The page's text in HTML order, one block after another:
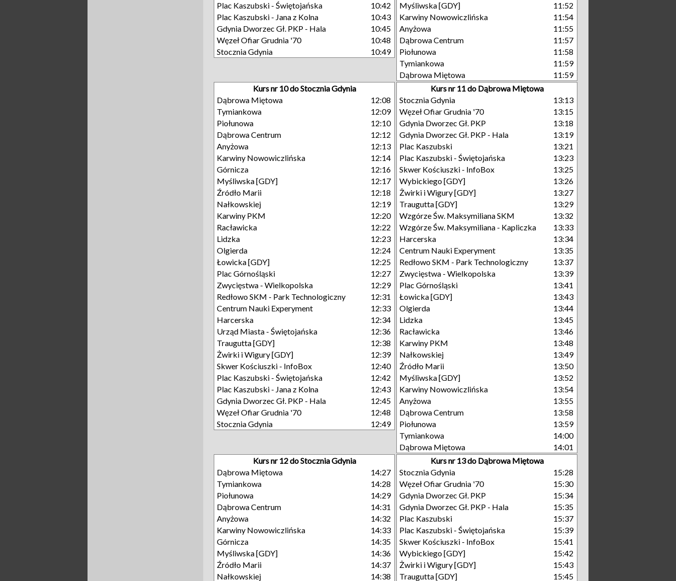
Plac Kaszubski - Świętojańska
10:42
Plac Kaszubski - Jana z Kolna
10:43
Gdynia Dworzec Gł. PKP - Hala
10:45
Węzeł Ofiar Grudnia '70
10:48
Stocznia Gdynia
10:49
Myśliwska [GDY]
11:52
Karwiny Nowowiczlińska
11:54
Anyżowa
11:55
Dąbrowa Centrum
11:57
Piołunowa
11:58
Tymiankowa
11:59
Dąbrowa Miętowa
11:59
Kurs nr 10 do Stocznia Gdynia
Dąbrowa Miętowa
12:08
Tymiankowa
12:09
Piołunowa
12:10
Dąbrowa Centrum
12:12
Anyżowa
12:13
Karwiny Nowowiczlińska
12:14
Górnicza
12:16
Myśliwska [GDY]
12:17
Źródło Marii
12:18
Nałkowskiej
12:19
Karwiny PKM
12:20
Racławicka
12:22
Lidzka
12:23
Olgierda
12:24
Łowicka [GDY]
12:25
Plac Górnośląski
12:27
Zwycięstwa - Wielkopolska
12:29
Redłowo SKM - Park Technologiczny
12:31
Centrum Nauki Experyment
12:33
Harcerska
12:34
Urząd Miasta - Świętojańska
12:36
Traugutta [GDY]
12:38
Żwirki i Wigury [GDY]
12:39
Skwer Kościuszki - InfoBox
12:40
Plac Kaszubski - Świętojańska
12:42
Plac Kaszubski - Jana z Kolna
12:43
Gdynia Dworzec Gł. PKP - Hala
12:45
Węzeł Ofiar Grudnia '70
12:48
Stocznia Gdynia
12:49
Kurs nr 11 do Dąbrowa Miętowa
Stocznia Gdynia
13:13
Węzeł Ofiar Grudnia '70
13:15
Gdynia Dworzec Gł. PKP
13:18
Gdynia Dworzec Gł. PKP - Hala
13:19
Plac Kaszubski
13:21
Plac Kaszubski - Świętojańska
13:23
Skwer Kościuszki - InfoBox
13:25
Wybickiego [GDY]
13:26
Żwirki i Wigury [GDY]
13:27
Traugutta [GDY]
13:29
Wzgórze Św. Maksymiliana SKM
13:32
Wzgórze Św. Maksymiliana - Kapliczka
13:33
Harcerska
13:34
Centrum Nauki Experyment
13:35
Redłowo SKM - Park Technologiczny
13:37
Zwycięstwa - Wielkopolska
13:39
Plac Górnośląski
13:41
Łowicka [GDY]
13:43
Olgierda
13:44
Lidzka
13:45
Racławicka
13:46
Karwiny PKM
13:48
Nałkowskiej
13:49
Źródło Marii
13:50
Myśliwska [GDY]
13:52
Karwiny Nowowiczlińska
13:54
Anyżowa
13:55
Dąbrowa Centrum
13:58
Piołunowa
13:59
Tymiankowa
14:00
Dąbrowa Miętowa
14:01
Kurs nr 12 do Stocznia Gdynia
Dąbrowa Miętowa
14:27
Tymiankowa
14:28
Piołunowa
14:29
Dąbrowa Centrum
14:31
Anyżowa
14:32
Karwiny Nowowiczlińska
14:33
Górnicza
14:35
Myśliwska [GDY]
14:36
Źródło Marii
14:37
Nałkowskiej
14:38
Kurs nr 13 do Dąbrowa Miętowa
Stocznia Gdynia
15:28
Węzeł Ofiar Grudnia '70
15:30
Gdynia Dworzec Gł. PKP
15:34
Gdynia Dworzec Gł. PKP - Hala
15:35
Plac Kaszubski
15:37
Plac Kaszubski - Świętojańska
15:39
Skwer Kościuszki - InfoBox
15:41
Wybickiego [GDY]
15:42
Żwirki i Wigury [GDY]
15:43
Traugutta [GDY]
15:45